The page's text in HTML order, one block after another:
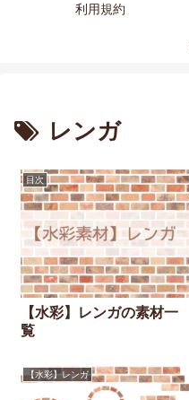
利用規約
レンガ
目次
【水彩】レンガの素材一
覧
【水彩】レンガ